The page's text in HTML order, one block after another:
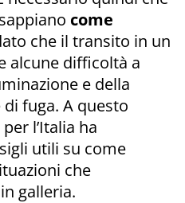
come
che il transito in un
alcune difficoltà a
e della
fuga. A questo
l’Italia ha
utili su come
che
galleria.